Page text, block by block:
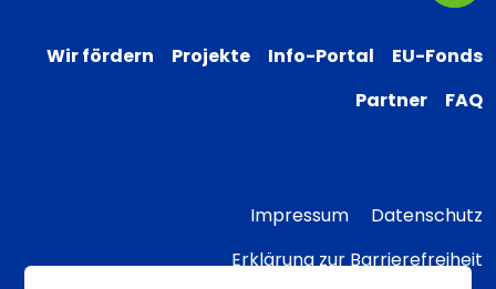
Wir fördern Projekte Info-Portal
EU-Fonds
Partner
FAQ
Impressum
Datenschutz
Erklärung zur Barrierefreiheit